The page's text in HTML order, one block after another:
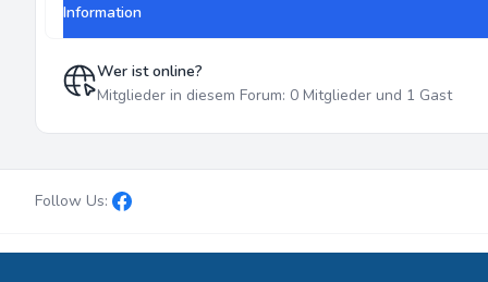
Information
Wer ist online?
Mitglieder in diesem Forum: 0 Mitglieder und 1 Gast
Follow Us: